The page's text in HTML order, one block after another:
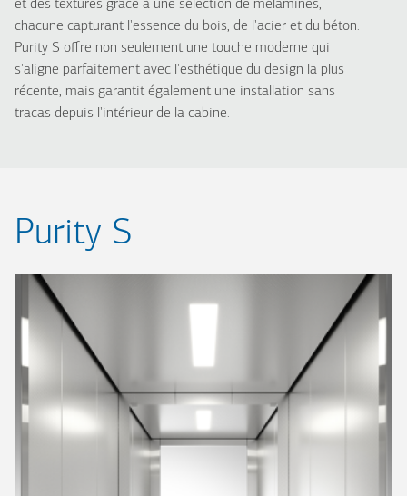
et des textures grâce à une sélection de mélamines,
chacune capturant l'essence du bois, de l'acier et du béton.
Purity S offre non seulement une touche moderne qui
s'aligne parfaitement avec l'esthétique du design la plus
récente, mais garantit également une installation sans
tracas depuis l'intérieur de la cabine.
Purity S